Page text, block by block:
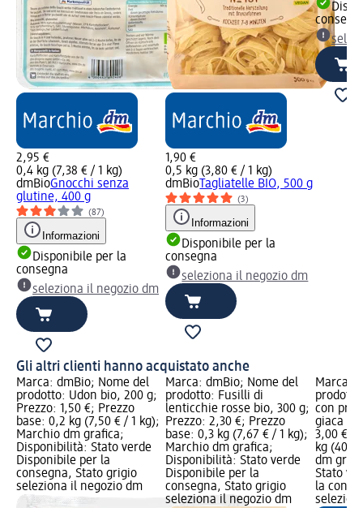
2,95 €
0,4 kg (7,38 € / 1 kg)
dmBioGnocchi senza
glutine, 400 g
(87)
Informazioni
Disponibile per la
consegna
seleziona il negozio dm
1,90 €
0,5 kg (3,80 € / 1 kg)
dmBioTagliatelle BIO, 500 g
(3)
Informazioni
Disponibile per la
consegna
seleziona il negozio dm
Gli altri clienti hanno acquistato anche
Marca: dmBio; Nome del
prodotto: Udon bio, 200 g;
Prezzo: 1,50 €; Prezzo
base: 0,2 kg (7,50 € / 1 kg);
Marchio dm grafica;
Disponibilità: Stato verde
Disponibile per la
consegna, Stato grigio
seleziona il negozio dm
Marca: dmBio; Nome del
prodotto: Fusilli di
lenticchie rosse bio, 300 g;
Prezzo: 2,30 €; Prezzo
base: 0,3 kg (7,67 € / 1 kg);
Marchio dm grafica;
Disponibilità: Stato verde
Disponibile per la
consegna, Stato grigio
seleziona il negozio dm
Marca:
con
giaca
3,00 €;
kg
dm
Stato
la